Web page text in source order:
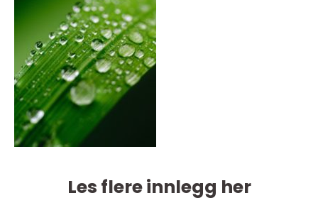
Les flere innlegg her